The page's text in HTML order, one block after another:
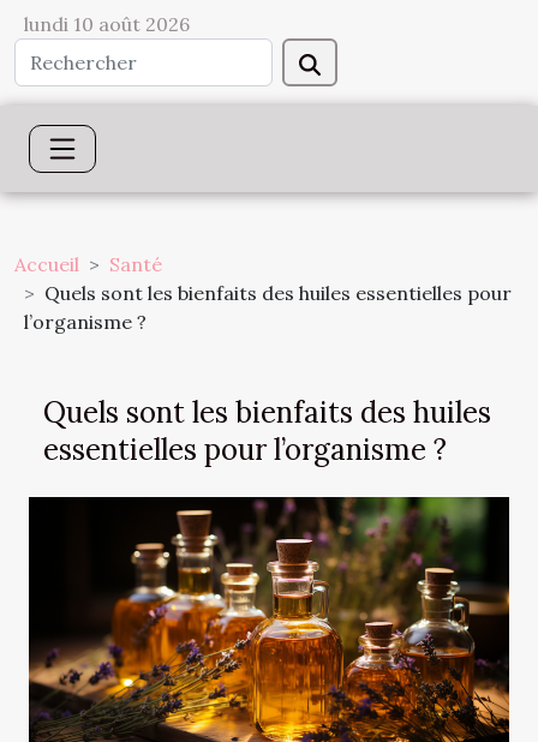
lundi 10 août 2026
Accueil
Santé
Quels sont les bienfaits des huiles essentielles pour
l’organisme ?
Quels sont les bienfaits des huiles
essentielles pour l’organisme ?